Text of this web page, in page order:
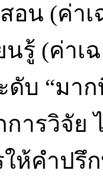
อน (ค่า
รู้ (ค่าเ
บ “มาก
ารวิจัย
ห้คำปรึ